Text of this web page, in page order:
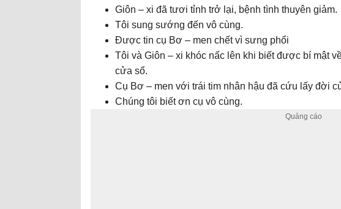
Giôn – xi đã tươi tỉnh trở lại, bệnh tình thuyên giảm.
Tôi sung sướng đến vô cùng.
Được tin cụ Bơ – men chết vì sưng phổi
Tôi và Giôn – xi khóc nấc lên khi biết được bí mật
cửa sổ.
Cụ Bơ – men với trái tim nhân hậu đã cứu lấy đời
Chúng tôi biết ơn cụ vô cùng.